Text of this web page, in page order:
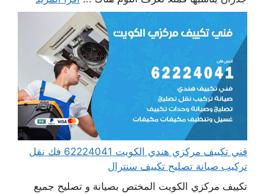
فني تكييف مركزي هندي الكويت 62224041 فك نقل
تركيب صيانة تصليح تكييف سنترال
تكييف مركزي الكويت المختص بصيانة و تصليح جميع